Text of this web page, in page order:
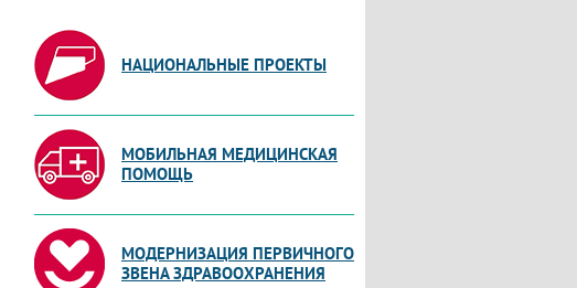
НАЦИОНАЛЬНЫЕ ПРОЕКТЫ
МОБИЛЬНАЯ МЕДИЦИНСКАЯ
ПОМОЩЬ
МОДЕРНИЗАЦИЯ ПЕРВИЧНОГО
ЗВЕНА ЗДРАВООХРАНЕНИЯ